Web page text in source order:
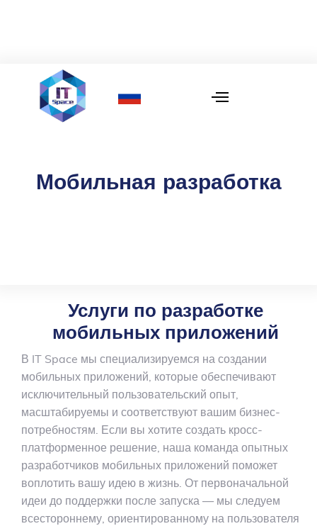
Мобильная разработка
Услуги по разработке
мобильных приложений
В IT Space мы специализируемся на создании
мобильных приложений, которые обеспечивают
исключительный пользовательский опыт,
масштабируемы и соответствуют вашим бизнес-
потребностям. Если вы хотите создать кросс-
платформенное решение, наша команда опытных
разработчиков мобильных приложений поможет
воплотить вашу идею в жизнь. От первоначальной
идеи до поддержки после запуска — мы следуем
всестороннему, ориентированному на пользователя